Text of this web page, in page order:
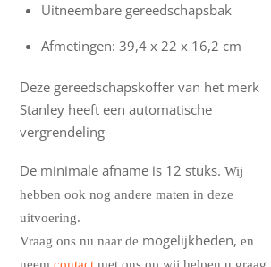
Uitneembare gereedschapsbak
Afmetingen: 39,4 x 22 x 16,2 cm
Deze gereedschapskoffer van het merk
Stanley heeft een automatische
vergrendeling
De minimale afname is 12 stuks.Wij
hebben ook nog andere maten in deze
uitvoering.
Vraag ons nu naar de mogelijkheden, en